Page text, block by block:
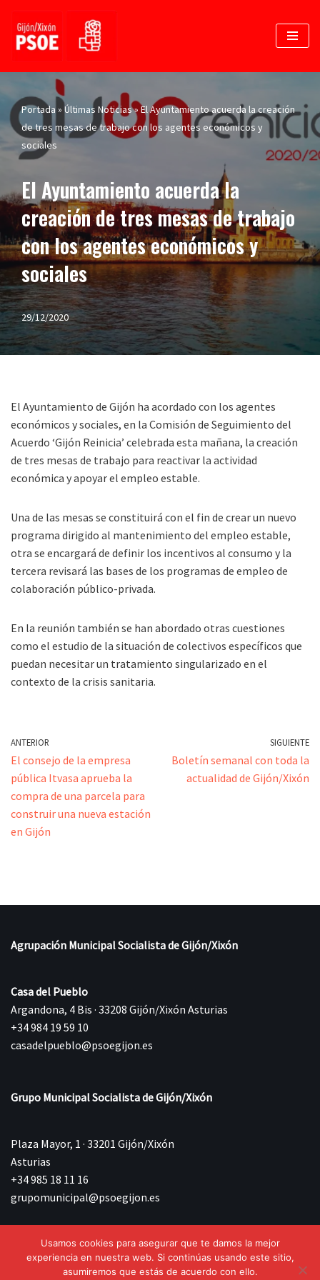
Saltar
contenido
Portada » Últimas Noticias» El Ayuntamiento acuerda la creación
de tres mesas de trabajo con los agentes económicos y
sociales
El Ayuntamiento acuerda la
creación de tres mesas de trabajo
con los agentes económicos y
sociales
29/12/2020
El Ayuntamiento de Gijón ha acordado con los agentes
económicos y sociales, en la Comisión de Seguimiento del
Acuerdo ‘Gijón Reinicia’ celebrada esta mañana, la creación
de tres mesas de trabajo para reactivar la actividad
económica y apoyar el empleo estable.
Una de las mesas se constituirá con el fin de crear un nuevo
programa dirigido al mantenimiento del empleo estable,
otra se encargará de definir los incentivos al consumo y la
tercera revisará las bases de los programas de empleo de
colaboración público-privada.
En la reunión también se han abordado otras cuestiones
como el estudio de la situación de colectivos específicos que
puedan necesitar un tratamiento singularizado en el
contexto de la crisis sanitaria.
ANTERIOR
El consejo de la empresa
pública Itvasa aprueba la
compra de una parcela para
construir una nueva estación
en Gijón
SIGUIENTE
Boletín semanal con toda la
actualidad de Gijón/Xixón
Agrupación Municipal Socialista de Gijón/Xixón
Casa del Pueblo
Argandona, 4 Bis · 33208 Gijón/Xixón Asturias
+34 984 19 59 10
casadelpueblo@psoegijon.es
Grupo Municipal Socialista de Gijón/Xixón
Plaza Mayor, 1 · 33201 Gijón/Xixón
Asturias
+34 985 18 11 16
grupomunicipal@psoegijon.es
©{current_year} Agrupación Municipal Socialista de
Gijón/Xixón.
Usamos cookies para asegurar que te damos la mejor
experiencia en nuestra web. Si continúas usando este sitio,
asumiremos que estás de acuerdo con ello.